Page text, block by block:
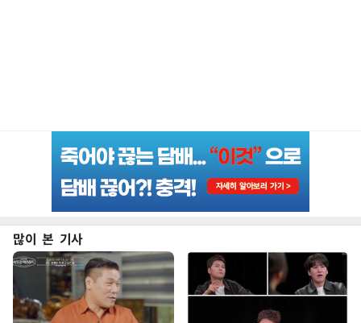
많이 본 기사